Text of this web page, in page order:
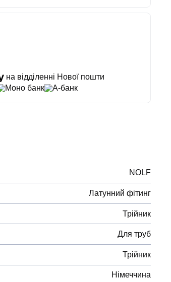
на відділенні Нової пошти
Моно банк А-банк
NOLF
Латунний фітинг
Трійник
Для труб
Трійник
Німеччина